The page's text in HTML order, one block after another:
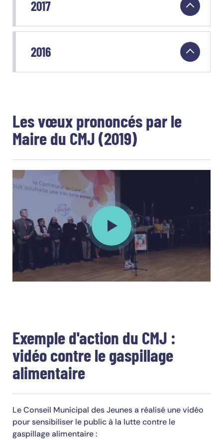
2017
2016
Les vœux prononcés par le
Maire du CMJ (2019)
Lancer la vidéo : Voeux prononcés
Exemple d'action du CMJ :
vidéo contre le gaspillage
alimentaire
Le Conseil Municipal des Jeunes a réalisé une vidéo
pour sensibiliser le public à la lutte contre le
gaspillage alimentaire :